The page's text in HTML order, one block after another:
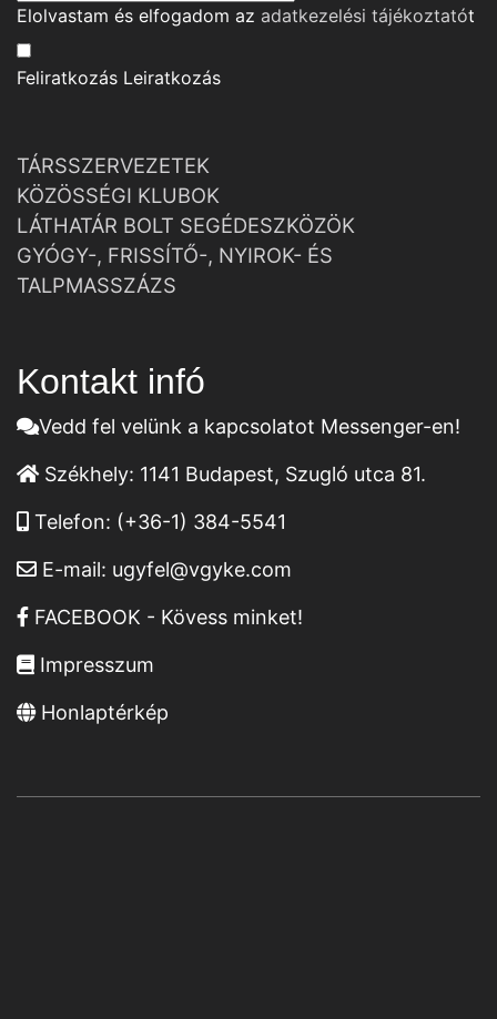
Elolvastam és elfogadom az adatkezelési tájékoztatót
Feliratkozás Leiratkozás
TÁRSSZERVEZETEK
KÖZÖSSÉGI KLUBOK
LÁTHATÁR BOLT SEGÉDESZKÖZÖK
GYÓGY-, FRISSÍTŐ-, NYIROK- ÉS
TALPMASSZÁZS
Kontakt infó
Vedd fel velünk a kapcsolatot Messenger-en!
Székhely: 1141 Budapest, Szugló utca 81.
Telefon: (+36-1) 384-5541
E-mail: ugyfel@vgyke.com
FACEBOOK - Kövess minket!
Impresszum
Honlaptérkép